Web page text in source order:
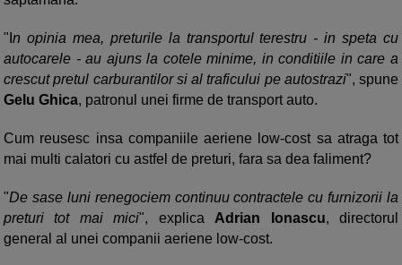
"I n opinia mea, preturile la transportul terestru - in speta cu
autocarele - au ajuns la cotele minime, in conditiile in care a
crescut pretul carburantilor si al traficului pe autostrazi", spune
Gelu Ghica, patronul unei firme de transport auto.
Cum reusesc insa companiile aeriene low-cost sa atraga tot
mai multi calatori cu astfel de preturi, fara sa dea faliment?
"De sase luni renegociem continuu contractele cu furnizorii la
preturi tot mai mici", explica Adrian Ionascu, directorul
general al unei companii aeriene low-cost.